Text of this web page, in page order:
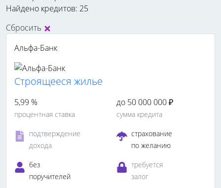
Найдено кредитов: 25
Сбросить
Альфа-Банк
Cтроящееся жилье
5,99 %
процентная ставка
до 50 000 000 ₽
сумма кредита
подтверждение
дохода
страхование
по желанию
без
поручителей
требуется
залог